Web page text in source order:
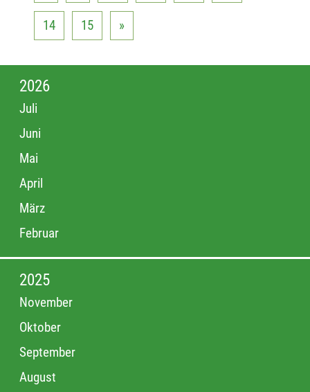
14 15 »
2026
Juli
Juni
Mai
April
März
Februar
2025
November
Oktober
September
August